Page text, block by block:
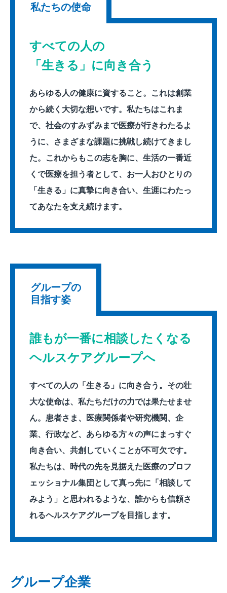
私たちの使命
すべての人の
「生きる」に向き合う
あらゆる人の健康に資すること。これは創業
から続く大切な想いです。私たちはこれま
で、社会のすみずみまで医療が行きわたるよ
うに、さまざまな課題に挑戦し続けてきまし
た。これからもこの志を胸に、生活の一番近
くで医療を担う者として、お一人おひとりの
「生きる」に真摯に向き合い、生涯にわたっ
てあなたを支え続けます。
グループの
目指す姿
誰もが一番に相談したくなる
ヘルスケアグループへ
すべての人の「生きる」に向き合う。その壮
大な使命は、私たちだけの力では果たせませ
ん。患者さま、医療関係者や研究機関、企
業、行政など、あらゆる方々の声にまっすぐ
向き合い、共創していくことが不可欠です。
私たちは、時代の先を見据えた医療のプロフ
ェッショナル集団として真っ先に「相談して
みよう」と思われるような、誰からも信頼さ
れるヘルスケアグループを目指します。
グループ企業